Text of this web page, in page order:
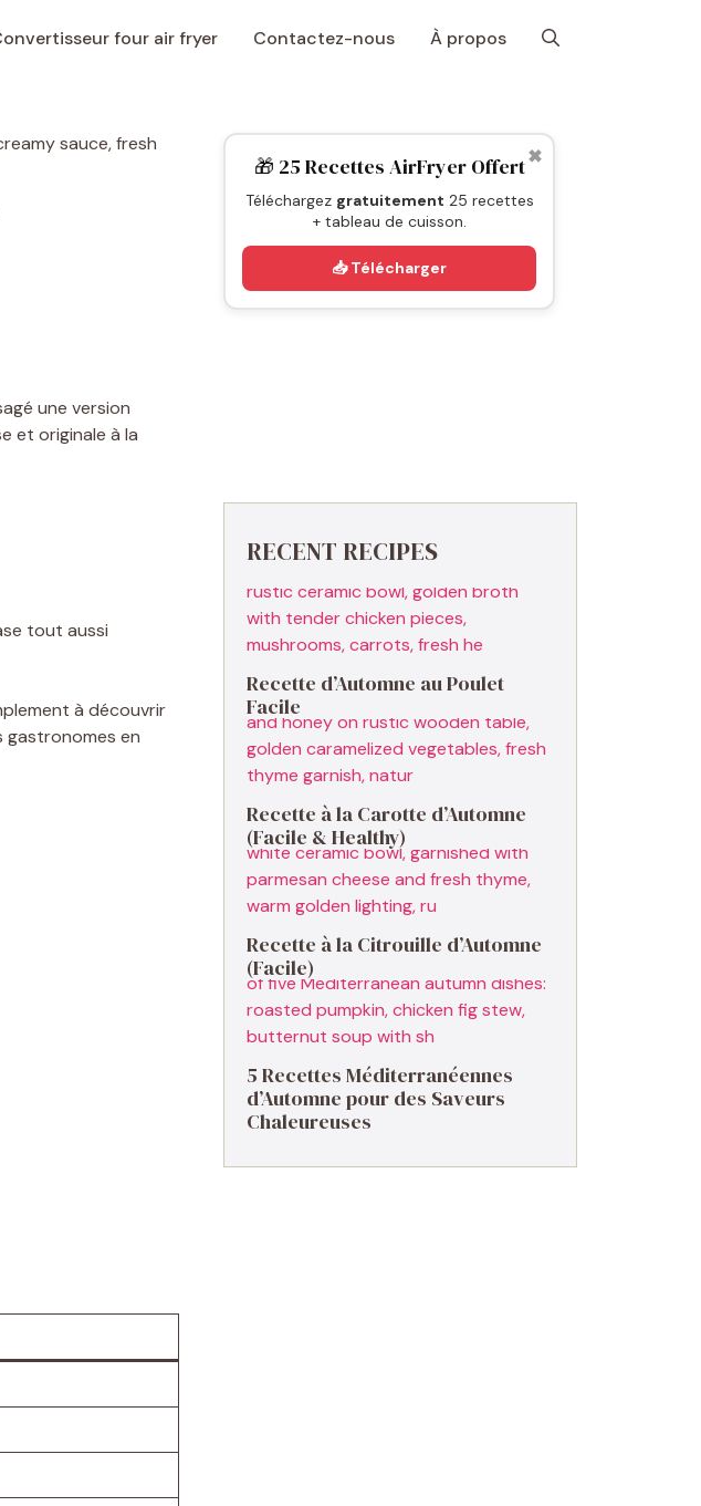
four air fryer Contactez-nous À propos
une version
et originale à la
tout aussi
à découvrir
gastronomes en
✖
🎁 25 Recettes AirFryer Offert
Téléchargez gratuitement 25 recettes
+ tableau de cuisson.
📥 Télécharger
RECENT RECIPES
Recette d’Automne au Poulet
Facile
Recette à la Carotte d’Automne
(Facile & Healthy)
Recette à la Citrouille d’Automne
(Facile)
5 Recettes Méditerranéennes
d’Automne pour des Saveurs
Chaleureuses